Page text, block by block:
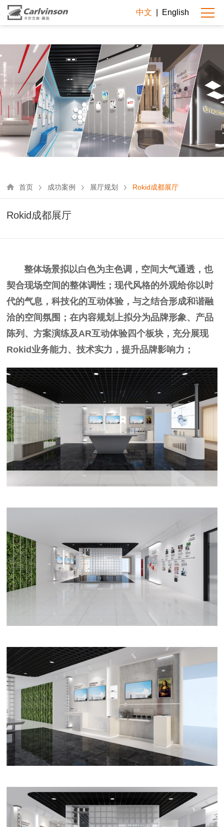
中文 English
首页 成功案例 展厅规划 Rokid成都展厅
Rokid成都展厅
整体场景拟以白色为主色调，空间大气通透，也
契合现场空间的整体调性；现代风格的外观给你以时
代的气息，科技化的互动体验，与之结合形成和谐融
洽的空间氛围；在内容规划上拟分为品牌形象、产品
陈列、方案演练及AR互动体验四个板块，充分展现
Rokid业务能力、技术实力，提升品牌影响力；